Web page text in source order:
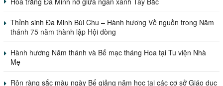
Thỉnh sinh Đa Minh Bùi Chu – Hành hương Về nguồn trong Năm
thánh 75 năm thành lập Hội dòng
Hành hương Năm thánh và Bế mạc tháng Hoa tại Tu viện Nhà
Mẹ
Rộn ràng sắc màu ngày Bế giảng năm học tại các cơ sở Giáo dục